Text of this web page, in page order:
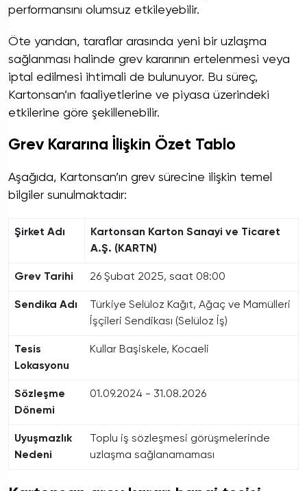
performansını olumsuz etkileyebilir.
Öte yandan, taraflar arasında yeni bir uzlaşma
sağlanması halinde grev kararının ertelenmesi veya
iptal edilmesi ihtimali de bulunuyor. Bu süreç,
Kartonsan’ın faaliyetlerine ve piyasa üzerindeki
etkilerine göre şekillenebilir.
Grev Kararına İlişkin Özet Tablo
Aşağıda, Kartonsan’ın grev sürecine ilişkin temel
bilgiler sunulmaktadır:
Şirket Adı
Kartonsan Karton Sanayi ve Ticaret
A.Ş. (KARTN)
Grev Tarihi 26 Şubat 2025, saat 08:00
Sendika Adı
Türkiye Selüloz Kağıt, Ağaç ve Mamülleri
İşçileri Sendikası (Selüloz İş)
Tesis
Lokasyonu
Kullar Başiskele, Kocaeli
Sözleşme
Dönemi
01.09.2024 - 31.08.2026
Uyuşmazlık
Nedeni
Toplu iş sözleşmesi görüşmelerinde
uzlaşma sağlanamaması